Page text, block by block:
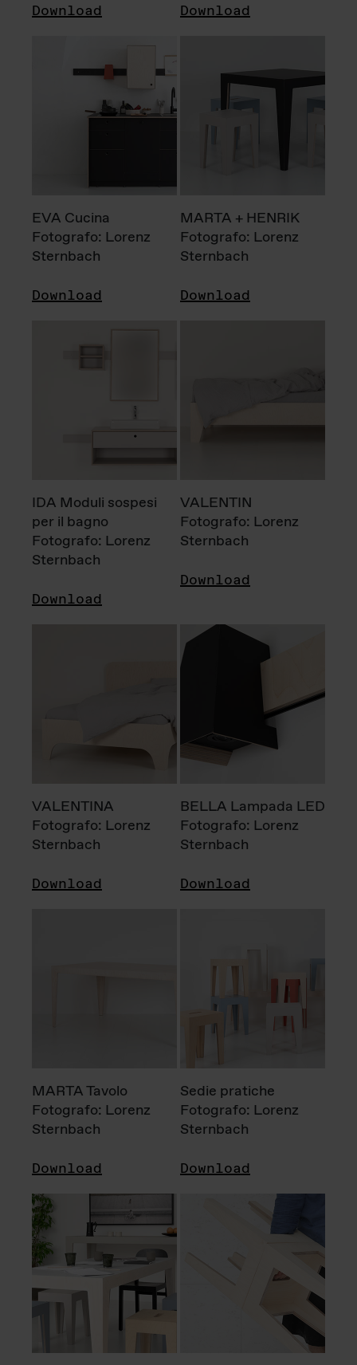
Download Download
EVA Cucina
Fotografo: Lorenz
Sternbach
Download
MARTA + HENRIK
Fotografo: Lorenz
Sternbach
Download
IDA Moduli sospesi
per il bagno
Fotografo: Lorenz
Sternbach
Download
VALENTIN
Fotografo: Lorenz
Sternbach
Download
VALENTINA
Fotografo: Lorenz
Sternbach
Download
BELLA Lampada LED
Fotografo: Lorenz
Sternbach
Download
MARTA Tavolo
Fotografo: Lorenz
Sternbach
Download
Sedie pratiche
Fotografo: Lorenz
Sternbach
Download